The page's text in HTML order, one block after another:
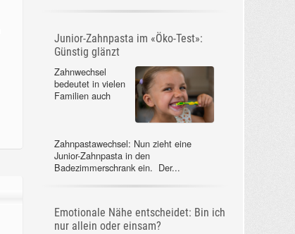
Junior-Zahnpasta im «Öko-Test»:
Günstig glänzt
Zahnwechsel
bedeutet in vielen
Familien auch
Zahnpastawechsel: Nun zieht eine
Junior-Zahnpasta in den
Badezimmerschrank ein. Der...
Emotionale Nähe entscheidet: Bin ich
nur allein oder einsam?